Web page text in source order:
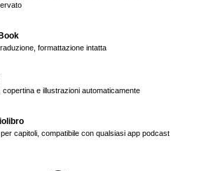
formattazione intatta
copertina e illustrazioni automaticamente
capitoli, compatibile con qualsiasi app podcast